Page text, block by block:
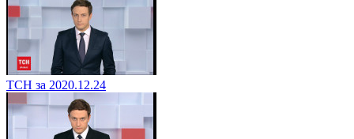
ТСН за 2020.12.24